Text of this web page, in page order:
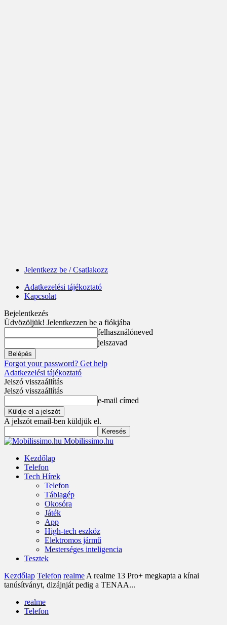
Jelentkezz be / Csatlakozz
Adatkezelési tájékoztató
Kapcsolat
Bejelentkezés
Üdvözöljük! Jelentkezzen be a fiókjába
felhasználóneved
jelszavad
Forgot your password? Get help
Adatkezelési tájékoztató
Jelszó visszaállítás
Jelszó visszaállítás
e-mail címed
A jelszót email-ben küldjük el.
Mobilissimo.hu
Kezdőlap
Telefon
Tech Hírek
Telefon
Táblagép
Okosóra
Játék
App
High-tech eszköz
Elektromos jármű
Mesterséges inteligencia
Tesztek
Kezdőlap Telefon realme A realme 13 Pro+ megkapta a kínai
tanúsítványt, dizájnját pedig a TENAA...
realme
Telefon